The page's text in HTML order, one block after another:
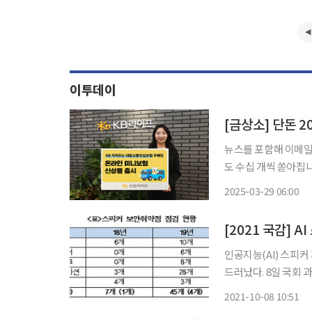
이투데이
뉴스를 포함해 이메
도 수십 개씩 쏟아집
2025-03-29 06:00
[2021 국감] AI
인공지능(AI) 스피커
드러났다. 8일 국회 과학기술정보방송통신위원회 소속 변재일 의원이 과기정통부로부터 제
2021-10-08 10:51